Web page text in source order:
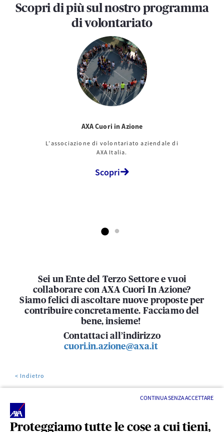
Proteggiamo tutte le cose a cui tieni,
CONTINUA SENZA ACCETTARE
Scopri di più sul nostro programma
di volontariato
AXA Cuori in Azione
L’associazione di volontariato aziendale di
AXA Italia.
Scopri
Sei un Ente del Terzo Settore e vuoi
collaborare con AXA Cuori In Azione?
Siamo felici di ascoltare nuove proposte per
contribuire concretamente. Facciamo del
bene, insieme!
Contattaci all’indirizzo
cuori.in.azione@axa.it
< Indietro